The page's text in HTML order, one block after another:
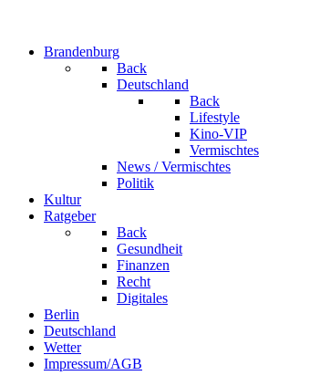
Brandenburg
Back
Deutschland
Back
Lifestyle
Kino-VIP
Vermischtes
News / Vermischtes
Politik
Kultur
Ratgeber
Back
Gesundheit
Finanzen
Recht
Digitales
Berlin
Deutschland
Wetter
Impressum/AGB